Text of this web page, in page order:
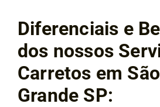
Diferenciais e
dos nossos
Carretos em
Grande SP: